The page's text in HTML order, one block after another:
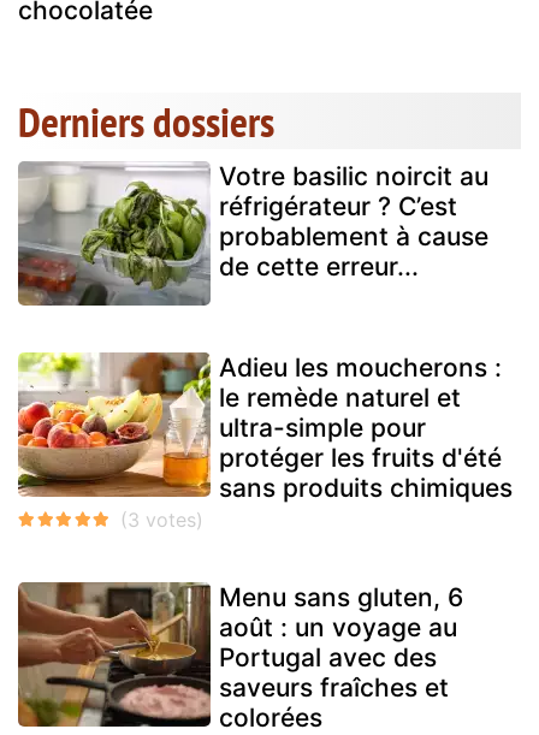
chocolatée
Derniers dossiers
Votre basilic noircit au
réfrigérateur ? C’est
probablement à cause
de cette erreur...
Adieu les moucherons :
le remède naturel et
ultra-simple pour
protéger les fruits d'été
sans produits chimiques
Menu sans gluten, 6
août : un voyage au
Portugal avec des
saveurs fraîches et
colorées